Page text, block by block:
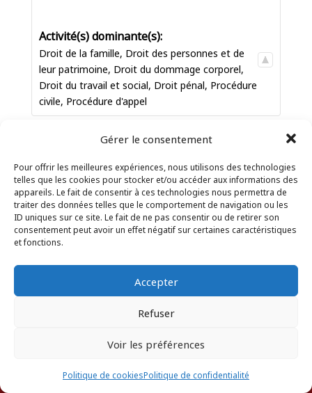
Gérer le consentement
Pour offrir les meilleures expériences, nous utilisons des technologies
telles que les cookies pour stocker et/ou accéder aux informations des
appareils. Le fait de consentir à ces technologies nous permettra de
traiter des données telles que le comportement de navigation ou les
ID uniques sur ce site. Le fait de ne pas consentir ou de retirer son
consentement peut avoir un effet négatif sur certaines caractéristiques
et fonctions.
Accepter
Refuser
Voir les préférences
Politique de cookiesPolitique de confidentialité
Droit de la famille, Droit des personnes et de
leur patrimoine, Droit du dommage corporel,
Droit du travail et social, Droit pénal, Procédure
civile, Procédure d'appel
DORWLING-
AVOCAT
82 rue Victor Sévère
Martinique 97200
France
Téléphone professionnel:596731306
Courriel professionnel:gdc@dorwlingcarter.com
Droit bancaire et boursier
la sécurité sociale et de la protection du droit
concurrence,Droit des assurances,Droit des